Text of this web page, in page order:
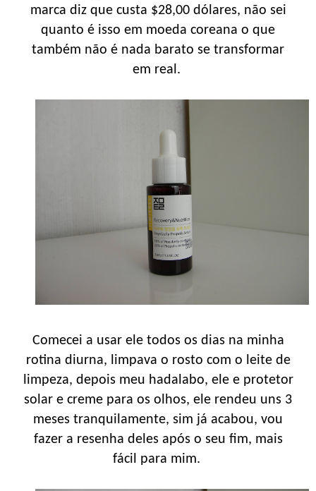
marca diz que custa $28,00 dólares, não sei
quanto é isso em moeda coreana o que
também não é nada barato se transformar
em real.
Comecei a usar ele todos os dias na minha
rotina diurna, limpava o rosto com o leite de
limpeza, depois meu hadalabo, ele e protetor
solar e creme para os olhos, ele rendeu uns 3
meses tranquilamente, sim já acabou, vou
fazer a resenha deles após o seu fim, mais
fácil para mim.